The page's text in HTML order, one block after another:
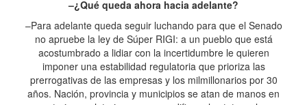
–¿Qué queda ahora hacia adelante?
–Para adelante queda seguir luchando para que el Senado
no apruebe la ley de Súper RIGI: a un pueblo que está
acostumbrado a lidiar con la incertidumbre le quieren
imponer una estabilidad regulatoria que prioriza las
prerrogativas de las empresas y los milmillonarios por 30
años. Nación, provincia y municipios se atan de manos en